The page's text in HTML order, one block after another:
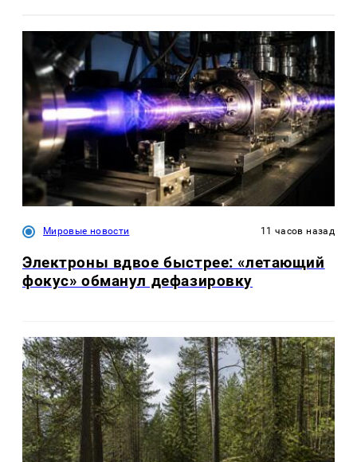
Мировые новости 11 часов назад
Электроны вдвое быстрее: «летающий
фокус» обманул дефазировку